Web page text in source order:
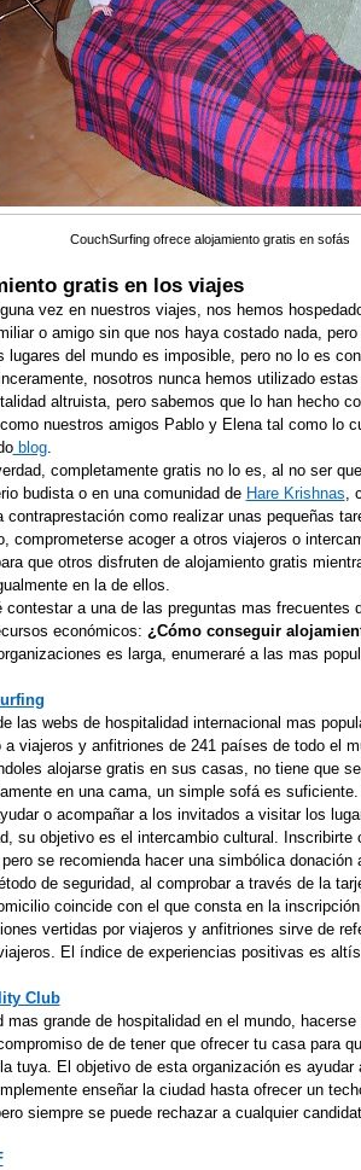
CouchSurfing ofrece alojamiento gratis en sofás
gratis en los viajes
vez en nuestros viajes, nos hemos
o amigo sin que nos haya costado nada,
lugares del mundo es imposible, pero no lo es
nosotros nunca hemos utilizado
altruista, pero sabemos que lo han hecho
nuestros amigos Pablo y Elena tal como lo
blog.
completamente gratis no lo es, al no ser
budista o en una comunidad de Hare Krishnas,
contraprestación como realizar unas pequeñas
comprometerse acoger a otros viajeros o
que otros disfruten de alojamiento gratis
en la de ellos.
contestar a una de las preguntas mas frecuentes
económicos: ¿Cómo conseguir
es larga, enumeraré a las mas
las webs de hospitalidad internacional mas
a viajeros y anfitriones de 241 países de todo el
alojarse gratis en sus casas, no tiene que
en una cama, un simple sofá es
o acompañar a los invitados a visitar los
su objetivo es el intercambio cultural. Inscribirte
se recomienda hacer una simbólica donación
de seguridad, al comprobar a través de la
coincide con el que consta en la
vertidas por viajeros y anfitriones sirve de
El índice de experiencias positivas es
Club
mas grande de hospitalidad en el mundo,
de de tener que ofrecer tu casa para
tuya. El objetivo de esta organización es ayudar
enseñar la ciudad hasta ofrecer un
siempre se puede rechazar a cualquier